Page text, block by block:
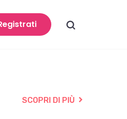
search
SCOPRI DI PIÙ